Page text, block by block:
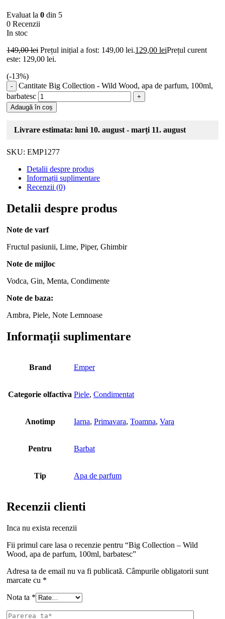
Evaluat la 0 din 5
0 Recenzii
In stoc
149,00lei Prețul inițial a fost: 149,00 lei.129,00 leiPrețul curent
este: 129,00 lei.
(-13%)
Cantitate Big Collection - Wild Wood, apa de parfum, 100ml,
barbatesc
Adaugă în coș
Livrare estimata: luni 10. august - marți 11. august
SKU: EMP1277
Detalii despre produs
Informații suplimentare
Recenzii (0)
Detalii despre produs
Note de varf
Fructul pasiunii, Lime, Piper, Ghimbir
Note de mijloc
Vodca, Gin, Menta, Condimente
Note de baza:
Ambra, Piele, Note Lemnoase
Informații suplimentare
Brand Emper
Categorie olfactiva Piele, Condimentat
Anotimp Iarna, Primavara, Toamna, Vara
Pentru Barbat
Tip Apa de parfum
Recenzii clienti
Inca nu exista recenzii
Fii primul care lasa o recenzie pentru “Big Collection – Wild
Wood, apa de parfum, 100ml, barbatesc”
Adresa ta de email nu va fi publicată. Câmpurile obligatorii sunt
marcate cu *
Nota ta *